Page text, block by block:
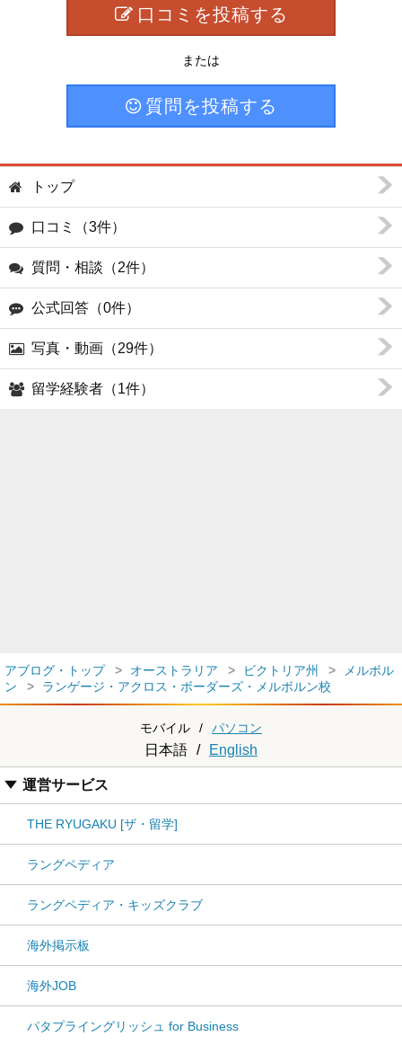
口コミを投稿する
または
質問を投稿する
トップ
口コミ（3件）
質問・相談（2件）
公式回答（0件）
写真・動画（29件）
留学経験者（1件）
アブログ・トップ オーストラリア ビクトリア州
メルボル
ン
ランゲージ・アクロス・ボーダーズ・メルボルン校
モバイル / パソコン
日本語 / English
運営サービス
THE RYUGAKU [ザ・留学]
ラングペディア
ラングペディア・キッズクラブ
海外掲示板
海外JOB
パタプライングリッシュ for Business